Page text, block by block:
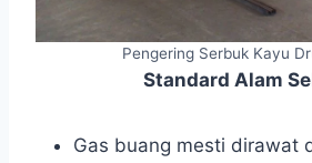
Pengering Serbuk Kayu
Standard Alam
Gas buang mesti dirawat